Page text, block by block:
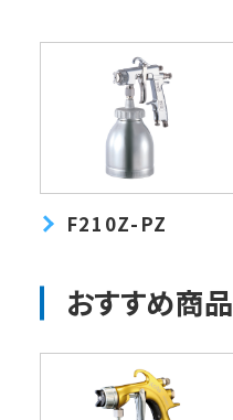
F210Z-PZ
おすすめ商品